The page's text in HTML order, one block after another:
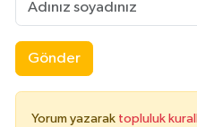
Gönder
Yorum yazarak topluluk